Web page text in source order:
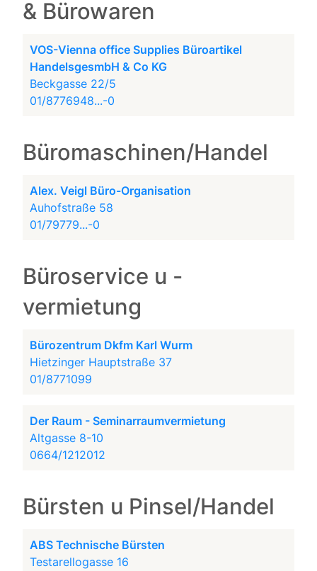
& Bürowaren
VOS-Vienna office Supplies Büroartikel
HandelsgesmbH & Co KG
Beckgasse 22/5
01/8776948...-0
Büromaschinen/Handel
Alex. Veigl Büro-Organisation
Auhofstraße 58
01/79779...-0
Büroservice u -
vermietung
Bürozentrum Dkfm Karl Wurm
Hietzinger Hauptstraße 37
01/8771099
Der Raum - Seminarraumvermietung
Altgasse 8-10
0664/1212012
Bürsten u Pinsel/Handel
ABS Technische Bürsten
Testarellogasse 16